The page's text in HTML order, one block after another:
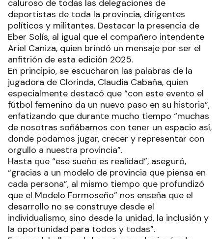
caluroso de todas las delegaciones de
deportistas de toda la provincia, dirigentes
políticos y militantes. Destacar la presencia de
Eber Solís, al igual que el compañero intendente
Ariel Caniza, quien brindó un mensaje por ser el
anfitrión de esta edición 2025.
En principio, se escucharon las palabras de la
jugadora de Clorinda, Claudia Cabaña, quien
especialmente destacó que “con este evento el
fútbol femenino da un nuevo paso en su historia”,
enfatizando que durante mucho tiempo “muchas
de nosotras soñábamos con tener un espacio así,
donde podamos jugar, crecer y representar con
orgullo a nuestra provincia”.
Hasta que “ese sueño es realidad”, aseguró,
“gracias a un modelo de provincia que piensa en
cada persona”, al mismo tiempo que profundizó
que el Modelo Formoseño” nos enseña que el
desarrollo no se construye desde el
individualismo, sino desde la unidad, la inclusión y
la oportunidad para todos y todas”.